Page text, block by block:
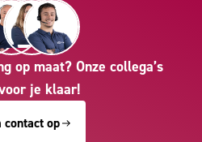
op maat? Onze collega’s
je klaar!
contact op